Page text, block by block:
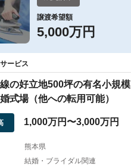
譲渡希望額
5,000万円
ービス
の好立地500坪の有名小規模
式場（他への転用可能）
1,000万円〜3,000万円
熊本県
結婚・ブライダル関連